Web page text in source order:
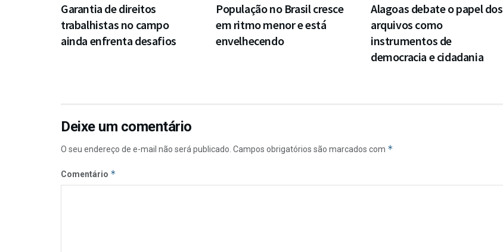
Garantia de direitos
trabalhistas no campo
ainda enfrenta desafios
População no Brasil cresce
em ritmo menor e está
envelhecendo
Alagoas debate o papel dos
arquivos como
instrumentos de
democracia e cidadania
Deixe um comentário
O seu endereço de e-mail não será publicado. Campos obrigatórios são marcados com *
Comentário *